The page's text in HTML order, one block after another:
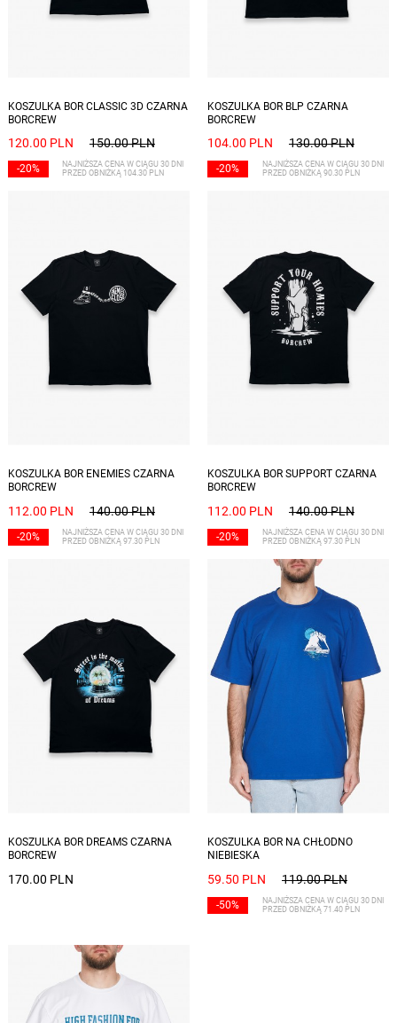
KOSZULKA BOR CLASSIC 3D CZARNA
BORCREW
120.00 PLN 150.00 PLN
-20%
NAJNIŻSZA CENA W CIĄGU 30 DNI
PRZED OBNIŻKĄ 104.30 PLN
KOSZULKA BOR BLP CZARNA
BORCREW
104.00 PLN 130.00 PLN
-20%
NAJNIŻSZA CENA W CIĄGU 30 DNI
PRZED OBNIŻKĄ 90.30 PLN
KOSZULKA BOR ENEMIES CZARNA
BORCREW
112.00 PLN 140.00 PLN
-20%
NAJNIŻSZA CENA W CIĄGU 30 DNI
PRZED OBNIŻKĄ 97.30 PLN
KOSZULKA BOR SUPPORT CZARNA
BORCREW
112.00 PLN 140.00 PLN
-20%
NAJNIŻSZA CENA W CIĄGU 30 DNI
PRZED OBNIŻKĄ 97.30 PLN
KOSZULKA BOR DREAMS CZARNA
BORCREW
170.00 PLN
KOSZULKA BOR NA CHŁODNO
NIEBIESKA
59.50 PLN 119.00 PLN
-50%
NAJNIŻSZA CENA W CIĄGU 30 DNI
PRZED OBNIŻKĄ 71.40 PLN